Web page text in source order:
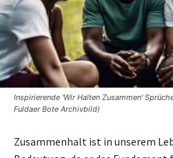
Inspirierende 'Wir Halten Zusammen'
Fuldaer Bote Archivbild)
Zusammenhalt ist in unserem